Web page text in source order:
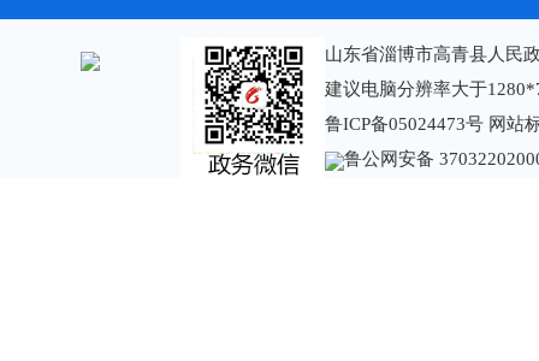
山东省淄博市高青县人民
建议电脑分辨率大于
鲁ICP备05024473号 网站
鲁公网安备